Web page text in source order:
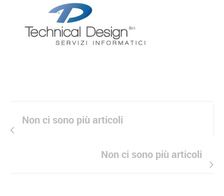
Non ci sono più articoli
Non ci sono più articoli